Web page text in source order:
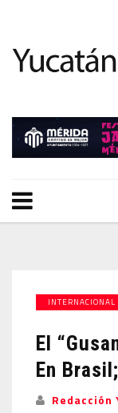
INTERNACIONAL
El
En
Redacción